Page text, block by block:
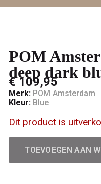
POM
deep dark
€ 109,95
Merk: POM Amsterdam
Kleur: Blue
Dit product is
TOEVOEGEN AAN